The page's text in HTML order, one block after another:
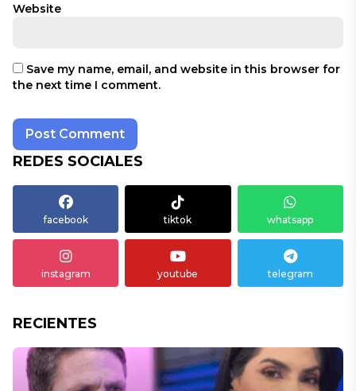
Website
Save my name, email, and website in this browser for
the next time I comment.
REDES SOCIALES
facebook tiktok whatsapp
instagram youtube telegram
RECIENTES